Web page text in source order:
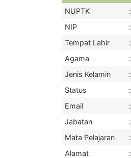
NUPTK
:
NIP
:
Tempat Lahir
:
Agama
:
Jenis Kelamin
:
Status
:
Email
:
Jabatan
:
Mata Pelajaran
:
Alamat
: